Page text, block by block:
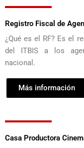
Registro Fiscal de
¿Qué es el RF? Es el
del ITBIS a los
nacional.
Más información
Casa Productora